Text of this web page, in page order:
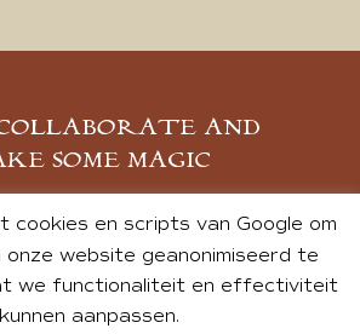
AND
SOME MAGIC
MELD JE AAN
cookies en scripts van Google om
onze website geanonimiseerd te
we functionaliteit en effectiviteit
kunnen aanpassen.